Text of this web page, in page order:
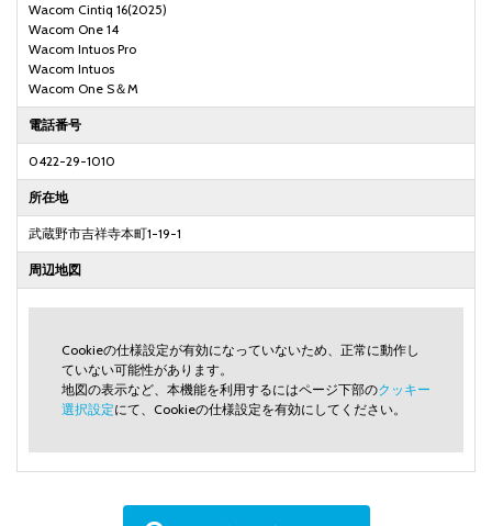
Wacom Cintiq 16(2025)
Wacom One 14
Wacom Intuos Pro
Wacom Intuos
Wacom One S＆M
電話番号
0422-29-1010
所在地
武蔵野市吉祥寺本町1-19-1
周辺地図
Cookieの仕様設定が有効になっていないため、正常に動作し
ていない可能性があります。
地図の表示など、本機能を利用するにはページ下部のクッキー
選択設定にて、Cookieの仕様設定を有効にしてください。